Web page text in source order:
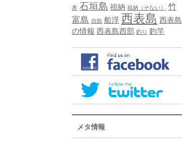
丼 石垣島 祖納 祖納（そない）
竹
富島 自炊 船浮 西表島 西表島
の情報 西表島西部 釣り 釣竿
メタ情報